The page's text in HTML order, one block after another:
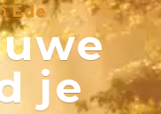
Ede
je